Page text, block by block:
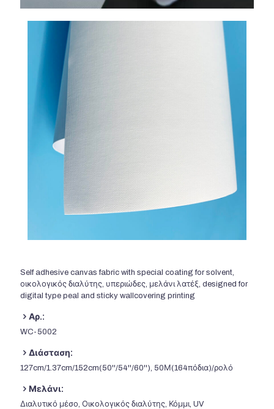
Self adhesive canvas fabric with special coating for solvent
οικολογικός διαλύτης, υπεριώδες, μελάνι λατέξ, designed for
digital type peal and sticky wallcovering printing
Αρ.:
WC-5002
Διάσταση:
127cm/1.37cm/152cm(50''/54''/60''), 50Μ(164πόδια)/ρολό
Μελάνι:
Διαλυτικό μέσο, Οικολογικός διαλύτης, Κόμμι, UV